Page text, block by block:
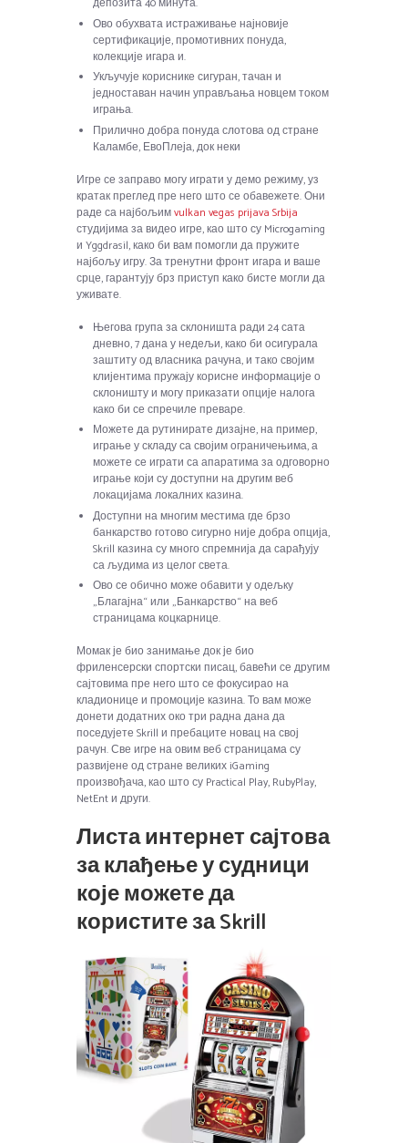
депозита 40 минута.
Ово обухвата истраживање најновије
сертификације, промотивних понуда,
колекције игара и.
Укључује кориснике сигуран, тачан и
једноставан начин управљања новцем током
играња.
Прилично добра понуда слотова од стране
Каламбе, ЕвоПлеја, док неки
Игре се заправо могу играти у демо режиму, уз
кратак преглед пре него што се обавежете. Они
раде са најбољимvulkan vegas prijava Srbija
студијима за видео игре, као што су Microgaming
и Yggdrasil, како би вам помогли да пружите
најбољу игру. За тренутни фронт игара и ваше
срце, гарантују брз приступ како бисте могли да
уживате.
Његова група за склоништа ради 24 сата
дневно, 7 дана у недељи, како би осигурала
заштиту од власника рачуна, и тако својим
клијентима пружају корисне информације о
склоништу и могу приказати опције налога
како би се спречиле преваре.
Можете да рутинирате дизајне, на пример,
играње у складу са својим ограничењима, а
можете се играти са апаратима за одговорно
играње који су доступни на другим веб
локацијама локалних казина.
Доступни на многим местима где брзо
банкарство готово сигурно није добра опција,
Skrill казина су много спремнија да сарађују
са људима из целог света.
Ово се обично може обавити у одељку
„Благајна“ или „Банкарство“ на веб
страницама коцкарнице.
Момак је био занимање док је био
фриленсерски спортски писац, бавећи се другим
сајтовима пре него што се фокусирао на
кладионице и промоције казина. То вам може
донети додатних око три радна дана да
поседујете Skrill и пребаците новац на свој
рачун. Све игре на овим веб страницама су
развијене од стране великих iGaming
произвођача, као што су Practical Play, RubyPlay,
NetEnt и други.
Листа интернет сајтова
за клађење у судници
које можете да
користите за Skrill